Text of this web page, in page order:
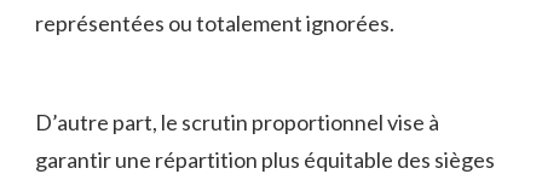
représentées⁢ ou totalement ignorées.
D’autre part,⁤ le scrutin ‍proportionnel vise⁤ à
garantir une​ répartition plus équitable‍ des sièges